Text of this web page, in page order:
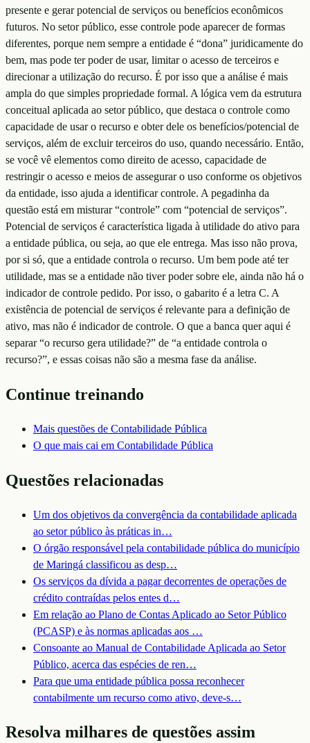
presente e gerar potencial de serviços ou benefícios econômicos
futuros. No setor público, esse controle pode aparecer de formas
diferentes, porque nem sempre a entidade é “dona” juridicamente do
bem, mas pode ter poder de usar, limitar o acesso de terceiros e
direcionar a utilização do recurso. É por isso que a análise é mais
ampla do que simples propriedade formal. A lógica vem da estrutura
conceitual aplicada ao setor público, que destaca o controle como
capacidade de usar o recurso e obter dele os benefícios/potencial de
serviços, além de excluir terceiros do uso, quando necessário. Então,
se você vê elementos como direito de acesso, capacidade de
restringir o acesso e meios de assegurar o uso conforme os objetivos
da entidade, isso ajuda a identificar controle. A pegadinha da
questão está em misturar “controle” com “potencial de serviços”.
Potencial de serviços é característica ligada à utilidade do ativo para
a entidade pública, ou seja, ao que ele entrega. Mas isso não prova,
por si só, que a entidade controla o recurso. Um bem pode até ter
utilidade, mas se a entidade não tiver poder sobre ele, ainda não há o
indicador de controle pedido. Por isso, o gabarito é a letra C. A
existência de potencial de serviços é relevante para a definição de
ativo, mas não é indicador de controle. O que a banca quer aqui é
separar “o recurso gera utilidade?” de “a entidade controla o
recurso?”, e essas coisas não são a mesma fase da análise.
Continue treinando
Mais questões de Contabilidade Pública
O que mais cai em Contabilidade Pública
Questões relacionadas
Um dos objetivos da convergência da contabilidade aplicada
ao setor público às práticas in…
O órgão responsável pela contabilidade pública do município
de Maringá classificou as desp…
Os serviços da dívida a pagar decorrentes de operações de
crédito contraídas pelos entes d…
Em relação ao Plano de Contas Aplicado ao Setor Público
(PCASP) e às normas aplicadas aos …
Consoante ao Manual de Contabilidade Aplicada ao Setor
Público, acerca das espécies de ren…
Para que uma entidade pública possa reconhecer
contabilmente um recurso como ativo, deve-s…
Resolva milhares de questões assim